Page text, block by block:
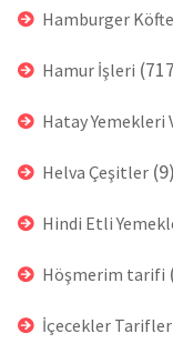
Hamburger
Hamur İşleri
Hatay Yemekleri
Helva Çeşitler (9)
Hindi Etli
Höşmerim tarifi
İçecekler Tarifleri